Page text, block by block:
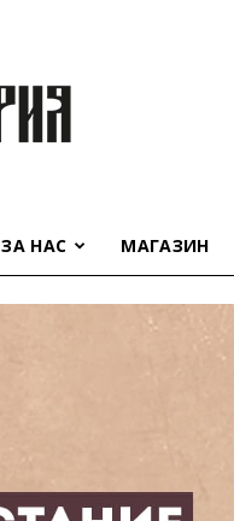
ЗА НАС МАГАЗИН